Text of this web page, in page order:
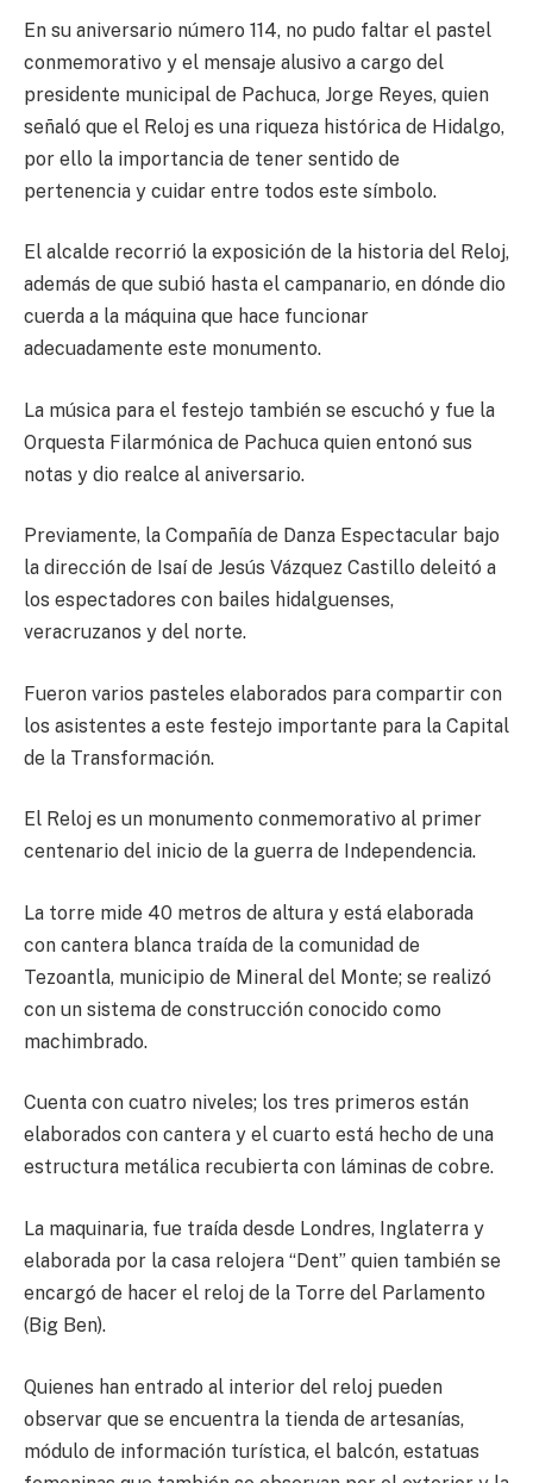
En su aniversario número 114, no pudo faltar el pastel
conmemorativo y el mensaje alusivo a cargo del
presidente municipal de Pachuca, Jorge Reyes, quien
señaló que el Reloj es una riqueza histórica de Hidalgo,
por ello la importancia de tener sentido de
pertenencia y cuidar entre todos este símbolo.
El alcalde recorrió la exposición de la historia del Reloj,
además de que subió hasta el campanario, en dónde dio
cuerda a la máquina que hace funcionar
adecuadamente este monumento.
La música para el festejo también se escuchó y fue la
Orquesta Filarmónica de Pachuca quien entonó sus
notas y dio realce al aniversario.
Previamente, la Compañía de Danza Espectacular bajo
la dirección de Isaí de Jesús Vázquez Castillo deleitó a
los espectadores con bailes hidalguenses,
veracruzanos y del norte.
Fueron varios pasteles elaborados para compartir con
los asistentes a este festejo importante para la Capital
de la Transformación.
El Reloj es un monumento conmemorativo al primer
centenario del inicio de la guerra de Independencia.
La torre mide 40 metros de altura y está elaborada
con cantera blanca traída de la comunidad de
Tezoantla, municipio de Mineral del Monte; se realizó
con un sistema de construcción conocido como
machimbrado.
Cuenta con cuatro niveles; los tres primeros están
elaborados con cantera y el cuarto está hecho de una
estructura metálica recubierta con láminas de cobre.
La maquinaria, fue traída desde Londres, Inglaterra y
elaborada por la casa relojera “Dent” quien también se
encargó de hacer el reloj de la Torre del Parlamento
(Big Ben).
Quienes han entrado al interior del reloj pueden
observar que se encuentra la tienda de artesanías,
módulo de información turística, el balcón, estatuas